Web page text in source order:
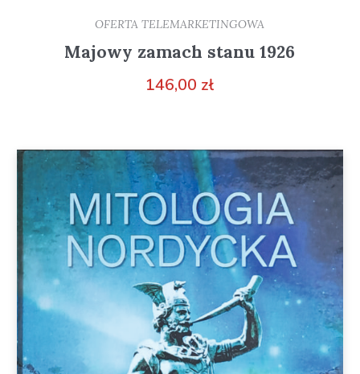
OFERTA TELEMARKETINGOWA
Majowy zamach stanu 1926
146,00 zł